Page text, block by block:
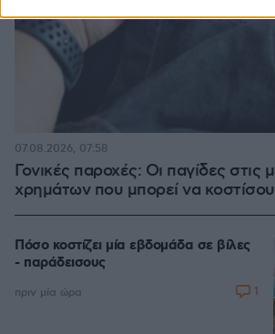
Γονικές παροχές: Οι παγίδες στις
χρημάτων που μπορεί να
07.08.2026, 07:58
Πόσο κοστίζει μία εβδομάδα σε βίλες
- παράδεισους
πριν μία ώρα 1